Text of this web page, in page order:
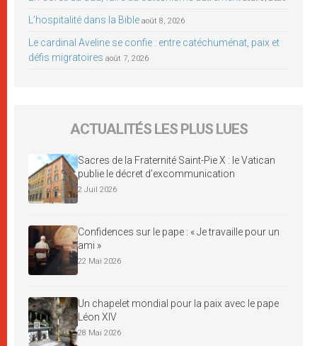
L’hospitalité dans la Bible août 8, 2026
Le cardinal Aveline se confie : entre catéchuménat, paix et
défis migratoires août 7, 2026
ACTUALITÉS LES PLUS LUES
Sacres de la Fraternité Saint-Pie X : le Vatican
publie le décret d’excommunication
2 Juil 2026
Confidences sur le pape : « Je travaille pour un
ami »
22 Mai 2026
Un chapelet mondial pour la paix avec le pape
Léon XIV
28 Mai 2026